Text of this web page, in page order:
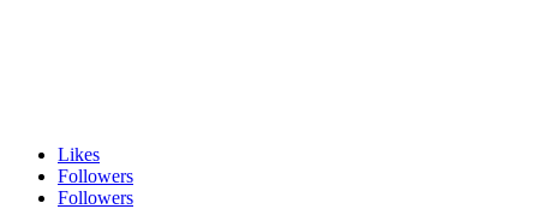
Likes
Followers
Followers